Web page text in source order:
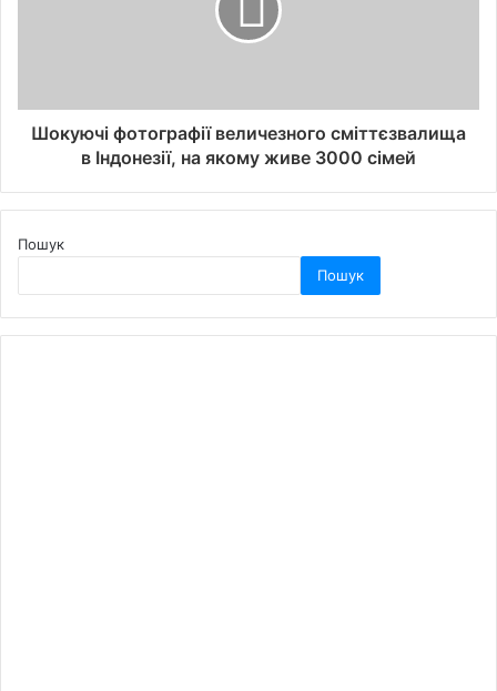
Шокуючі фотографії величезного сміттєзвалища
в Індонезії, на якому живе 3000 сімей
Пошук
Пошук